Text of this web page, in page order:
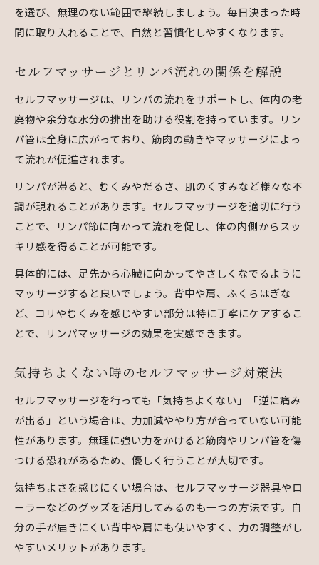
セルフマッサージで美容健康力を高めるコツ
リンパマッサージと水分補給の重要な関係
を選び、無理のない範囲で継続しましょう。毎日決まった時
間に取り入れることで、自然と習慣化しやすくなります。
セルフマッサージとリンパ流れの関係を解説
セルフマッサージは、リンパの流れをサポートし、体内の老
廃物や余分な水分の排出を助ける役割を持っています。リン
パ管は全身に広がっており、筋肉の動きやマッサージによっ
て流れが促進されます。
リンパが滞ると、むくみやだるさ、肌のくすみなど様々な不
調が現れることがあります。セルフマッサージを適切に行う
ことで、リンパ節に向かって流れを促し、体の内側からスッ
キリ感を得ることが可能です。
具体的には、足先から心臓に向かってやさしくなでるように
マッサージすると良いでしょう。背中や肩、ふくらはぎな
ど、コリやむくみを感じやすい部分は特に丁寧にケアするこ
とで、リンパマッサージの効果を実感できます。
気持ちよくない時のセルフマッサージ対策法
セルフマッサージを行っても「気持ちよくない」「逆に痛み
が出る」という場合は、力加減ややり方が合っていない可能
性があります。無理に強い力をかけると筋肉やリンパ管を傷
つける恐れがあるため、優しく行うことが大切です。
気持ちよさを感じにくい場合は、セルフマッサージ器具やロ
ーラーなどのグッズを活用してみるのも一つの方法です。自
分の手が届きにくい背中や肩にも使いやすく、力の調整がし
やすいメリットがあります。